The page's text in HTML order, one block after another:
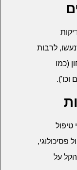
לרבות
(כמו
וכו').
טיפול
פסיכולוגי,
על